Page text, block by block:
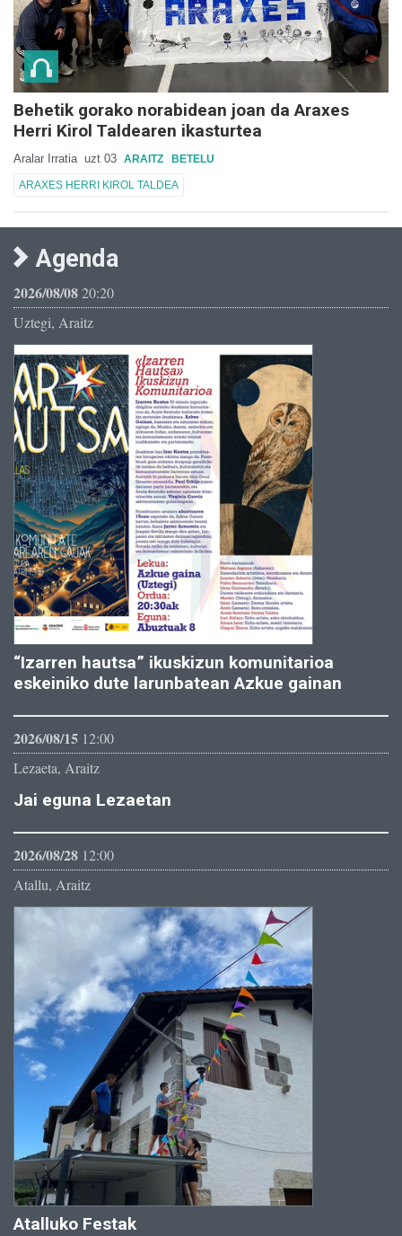
Behetik gorako norabidean joan da Araxes
Herri Kirol Taldearen ikasturtea
Aralar Irratia uzt 03 ARAITZ BETELU
ARAXES HERRI KIROL TALDEA
Agenda
2026/08/0820:20
Uztegi, Araitz
“Izarren hautsa” ikuskizun komunitarioa
eskeiniko dute larunbatean Azkue gainan
2026/08/15 12:00
Lezaeta, Araitz
Jai eguna Lezaetan
2026/08/28 12:00
Atallu, Araitz
Atalluko Festak